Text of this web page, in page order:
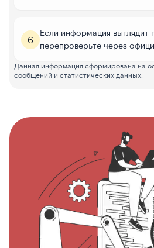
6
Если информация выглядит
перепроверьте через
Данная информация сформирована на
сообщений и статистических данных.